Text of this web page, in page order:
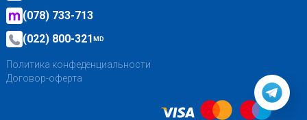
(078) 733-713
(022) 800-321MD
Политика конфеденциальности
Договор-оферта